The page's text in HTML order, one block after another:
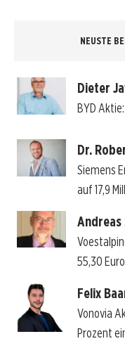
NEUSTE
Dieter
BYD
Dr.
Siemens
auf 17,9
Andreas
55,30 Euro
Felix
Vonovia
Prozent